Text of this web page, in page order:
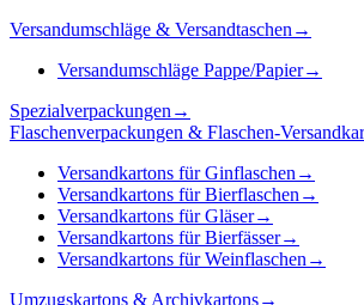
Versandumschläge & Versandtaschen →
Versandumschläge Pappe/Papier→
Spezialverpackungen →
Flaschenverpackungen & Flaschen-
Versandkartons für Ginflaschen →
Versandkartons für Bierflaschen →
Versandkartons für Gläser→
Versandkartons für Bierfässer→
Versandkartons für Weinflaschen →
Umzugskartons & Archivkartons→